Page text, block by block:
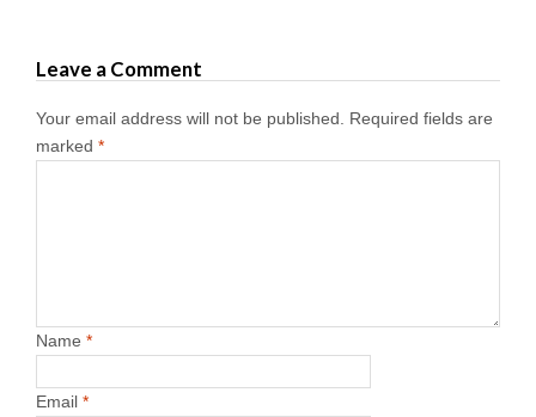
Leave a Comment
Your email address will not be published.
Required fields are
marked *
Name *
Email *